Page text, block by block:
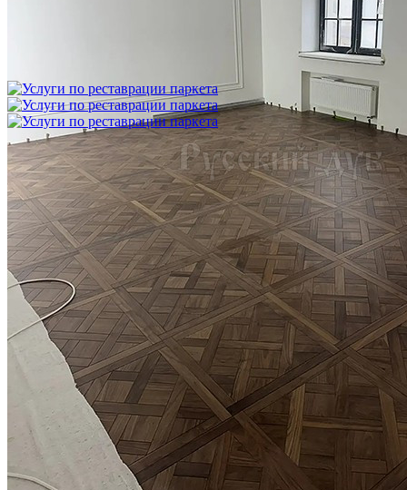
Укладка модульного паркета с финишным покрытием на
Услуги по реставрации паркета
1 500 ₽
Важные новости
В нашем блоге хорошие и интересные новости о паркете
РУССКИЙ ДУБ
Посмотреть все новости
Инженерная доска РУССКИЙ ДУБ Лен Легендарная UV-Лак
Селект 2222-L-0415